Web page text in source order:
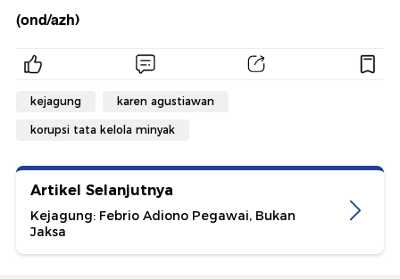
(ond/azh)
kejagung karen agustiawan
korupsi tata kelola minyak
Artikel Selanjutnya
Kejagung: Febrio Adiono Pegawai, Bukan
Jaksa